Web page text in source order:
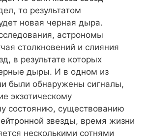
то результатом
новая черная дыра.
астрономы
столкновений и слияния
в результате которых
дыры. И в одном из
были обнаружены сигналы,
экзотическому
состоянию, существованию
звезды, время жизни
несколькими сотнями